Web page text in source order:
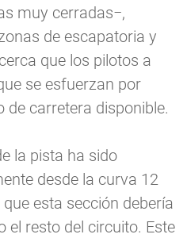
muy cerradas−,
de escapatoria y
que los pilotos a
se esfuerzan por
carretera disponible.
la pista ha sido
desde la curva 12
esta sección debería
el resto del circuito. Este